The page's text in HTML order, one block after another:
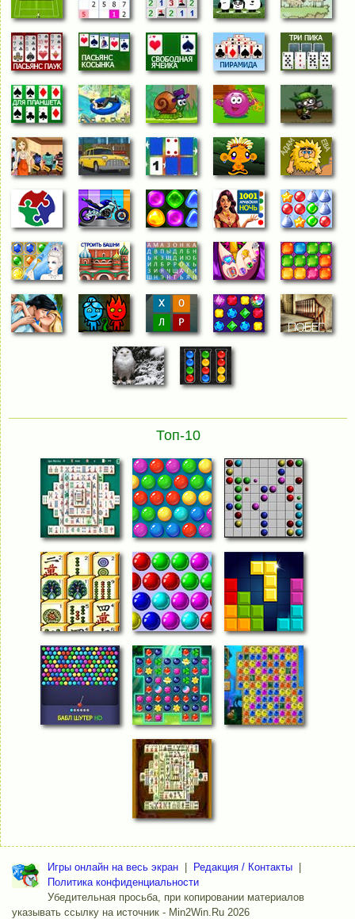
Топ-10
Игры онлайн на весь экран Редакция / Контакты
Политика конфиденциальности
Убедительная просьба, при копировании материалов
указывать ссылку на источник - Min2Win.Ru 2026